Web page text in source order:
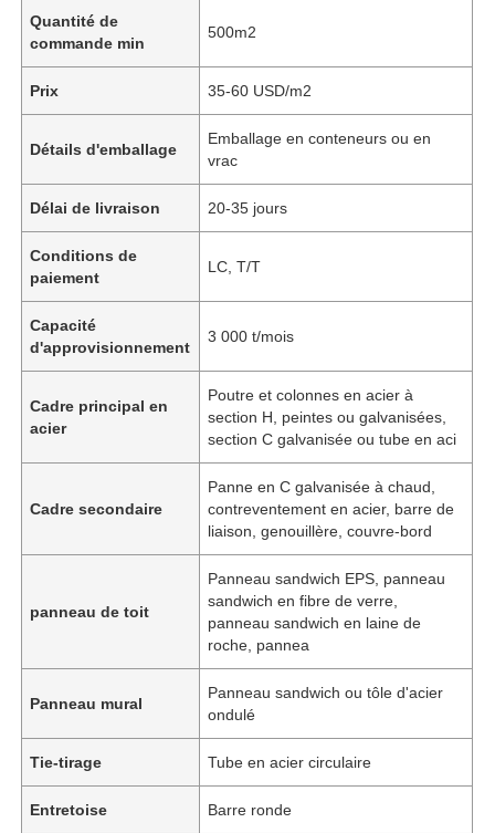
Quantité de
commande min
500m2
Prix 35-60 USD/m2
Détails d'emballage
Emballage en conteneurs ou en
vrac
Délai de livraison 20-35 jours
Conditions de
paiement
LC, T/T
Capacité
d'approvisionnement
3 000 t/mois
Cadre principal en
acier
Poutre et colonnes en acier à
section H, peintes ou galvanisées,
section C galvanisée ou tube en aci
Cadre secondaire
Panne en C galvanisée à chaud,
contreventement en acier, barre de
liaison, genouillère, couvre-bord
panneau de toit
Panneau sandwich EPS, panneau
sandwich en fibre de verre,
panneau sandwich en laine de
roche, pannea
Panneau mural
Panneau sandwich ou tôle d'acier
ondulé
Tie-tirage Tube en acier circulaire
Entretoise Barre ronde